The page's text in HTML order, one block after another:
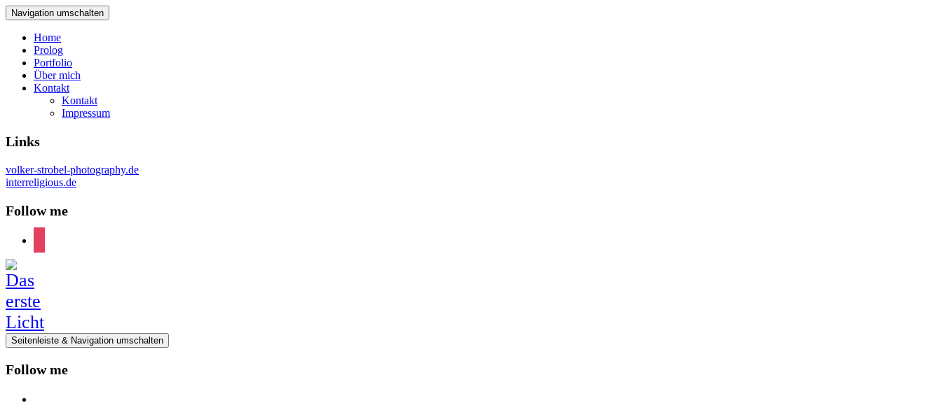
Navigation umschalten
Home
Prolog
Portfolio
Über mich
Kontakt
Kontakt
Impressum
Links
volker-strobel-photography.de
interreligious.de
Follow me
Seitenleiste & Navigation umschalten
Follow me